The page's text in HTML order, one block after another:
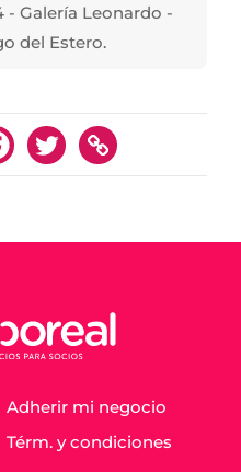
- Galería Leonardo -
del Estero.
Adherir mi negocio
Térm. y condiciones